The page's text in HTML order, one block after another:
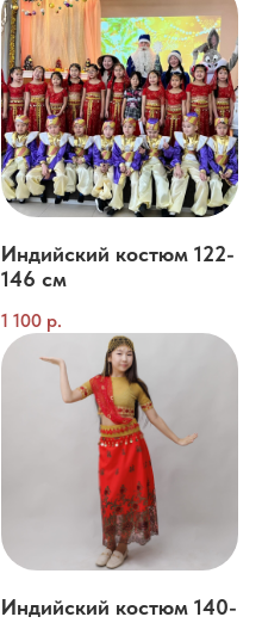
Индийский костюм 122-
146 см
1 100 р.
Индийский костюм 140-